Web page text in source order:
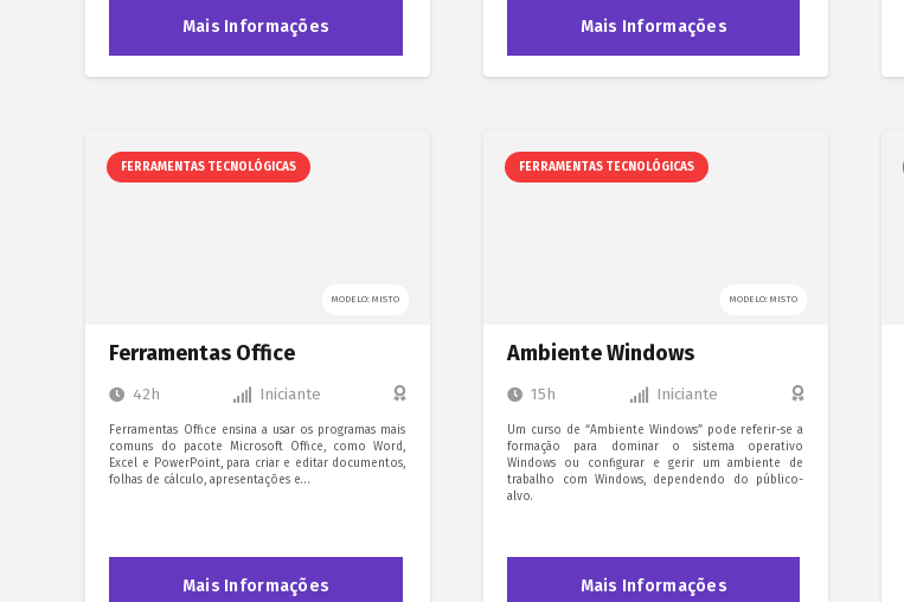
Mais Informações Mais Informações
FERRAMENTAS TECNOLÓGICAS
MODELO: MISTO
Ferramentas Office
42h Iniciante
Ferramentas Office ensina a usar os programas mais
comuns do pacote Microsoft Office, como Word,
Excel e PowerPoint, para criar e editar documentos,
folhas de cálculo, apresentações e…
Mais Informações
FERRAMENTAS TECNOLÓGICAS
MODELO: MISTO
Ambiente Windows
15h Iniciante
Um curso de “Ambiente Windows” pode referir-se a
formação para dominar o sistema operativo
Windows ou configurar e gerir um ambiente de
trabalho com Windows, dependendo do público-
alvo.
Mais Informações